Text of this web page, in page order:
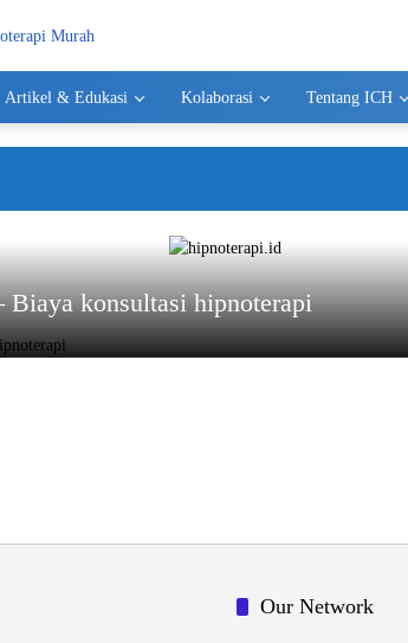
Artikel & Edukasi Kolaborasi Tentang ICH
konsultasi hipnoterapi
Our Network